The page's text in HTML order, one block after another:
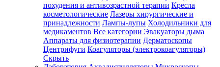
похудения и антивозрастной терапии Кресла
косметологические Лазеры хирургические и
принадлежности Лампы-лупы Холодильники для
медикаментов Все категории Эвакуаторы дыма
Аппараты для физиотерапии Дерматоскопы
Центрифуги Коагуляторы (электрокоагуляторы)
Скрыть